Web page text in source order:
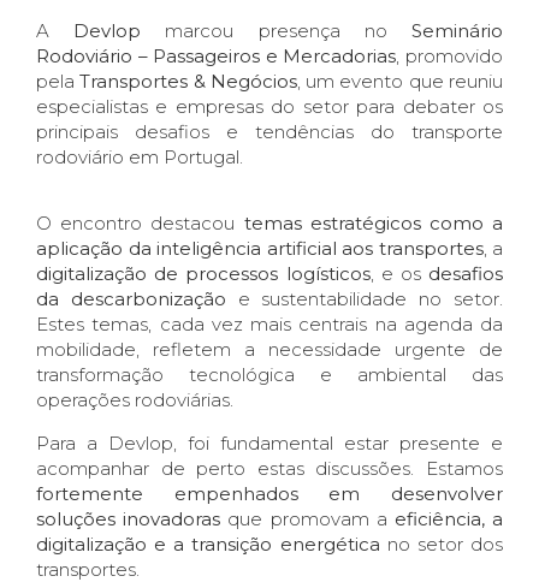
A Devlop marcou presença noSeminário
Rodoviário – Passageiros e Mercadorias, promovido
pelaTransportes & Negócios, um evento que reuniu
especialistas e empresas do setor para debater os
principais desafios e tendências do transporte
rodoviário em Portugal.
O encontro destacou temas estratégicos como a
aplicação da inteligência artificial aos transportes, a
digitalização de processos logísticos, e os desafios
da descarbonização e sustentabilidade no setor.
Estes temas, cada vez mais centrais na agenda da
mobilidade, refletem a necessidade urgente de
transformação tecnológica e ambiental das
operações rodoviárias.
Para a Devlop, foi fundamental estar presente e
acompanhar de perto estas discussões. Estamos
fortemente empenhados em desenvolver
soluções inovadoras que promovam a eficiência, a
digitalização e a transição energética no setor dos
transportes.